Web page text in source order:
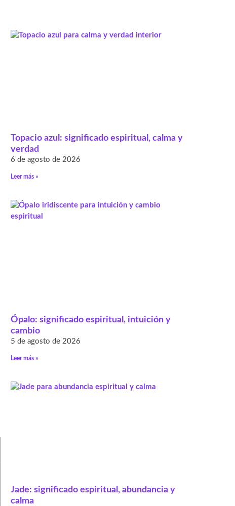
Topacio azul: significado espiritual, calma y
verdad
6 de agosto de 2026
Leer más »
Ópalo: significado espiritual, intuición y
cambio
5 de agosto de 2026
Leer más »
Jade: significado espiritual, abundancia y
calma